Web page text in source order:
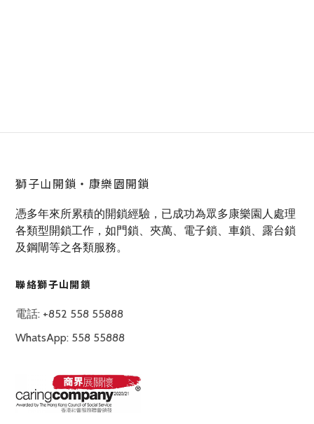
獅子山開鎖‧康樂園開鎖
憑多年來所累積的開鎖經驗，已成功為眾多康樂園人處理
各類型開鎖工作，如門鎖、夾萬、電子鎖、車鎖、露台鎖
及鋼閘等之各類服務。
聯絡獅子山開鎖
電話: +852 558 55888
WhatsApp: 558 55888